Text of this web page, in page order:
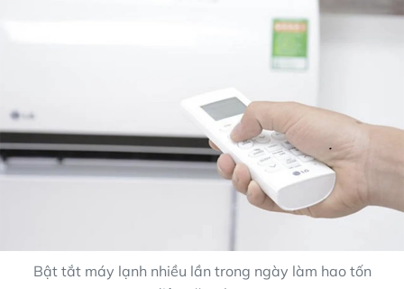
Bật tắt máy lạnh nhiều lần trong ngày làm hao tốn